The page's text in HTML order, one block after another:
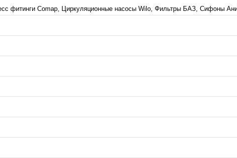
фитинги Comap, Циркуляционные насосы Wilo, Фильтры БАЗ, Сифоны